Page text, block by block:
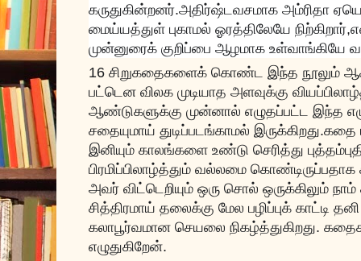
கருதுகின்றனர்.அதிர்ஷ்டவசமாக அம்ரிதா
மைய்யத்துள் புகாமல் ஓரத்திலேயே
முன்னுரைக் குறிப்பை ஆழமாக உள்வாங்கியே
16 சிறுகதைகளைக் கொண்ட இந்த நூலும்
பட்டென விலக முடியாத அளவுக்கு
ஆண்டுகளுக்கு முன்னால் எழுதப்பட்ட இந்த
சதையுமாய் துடிப்படங்காமல் இருக்கிறது.கதை
இனியும் காலங்களை உண்டு செரித்து
பிரமிப்பிலாழ்த்தும் வல்லமை
அவர் விட்டெறியும் ஒரு சொல் ஒருக்கிலும்
சித்திரமாய் தலைக்கு மேல பழிப்புக் காட்டி
கலாபூர்வமான செயலை நிகழ்த்துகிறது.
எழுதுகிறேன்.